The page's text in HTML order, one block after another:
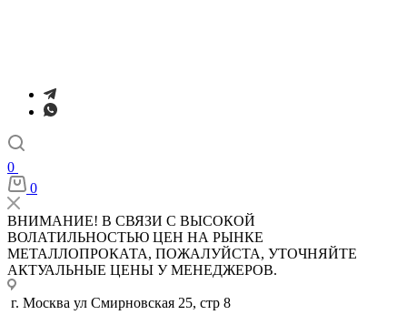
0
0
ВНИМАНИЕ! В СВЯЗИ С ВЫСОКОЙ
ВОЛАТИЛЬНОСТЬЮ ЦЕН НА РЫНКЕ
МЕТАЛЛОПРОКАТА, ПОЖАЛУЙСТА, УТОЧНЯЙТЕ
АКТУАЛЬНЫЕ ЦЕНЫ У МЕНЕДЖЕРОВ.
г. Москва ул Смирновская 25, стр 8